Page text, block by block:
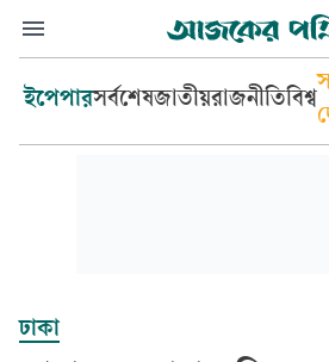
ইপেপারসর্বশেষজাতীয়রাজনীতিবিশ্ব
ঢাকা